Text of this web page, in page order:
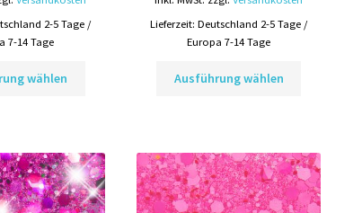
2-5 Tage /
7-14 Tage
wählen
auf.
Die
Optionen
Lieferzeit:Deutschland 2-5 Tage /
Europa 7-14 Tage
Ausführung wählen
auf.
Die
Optionen